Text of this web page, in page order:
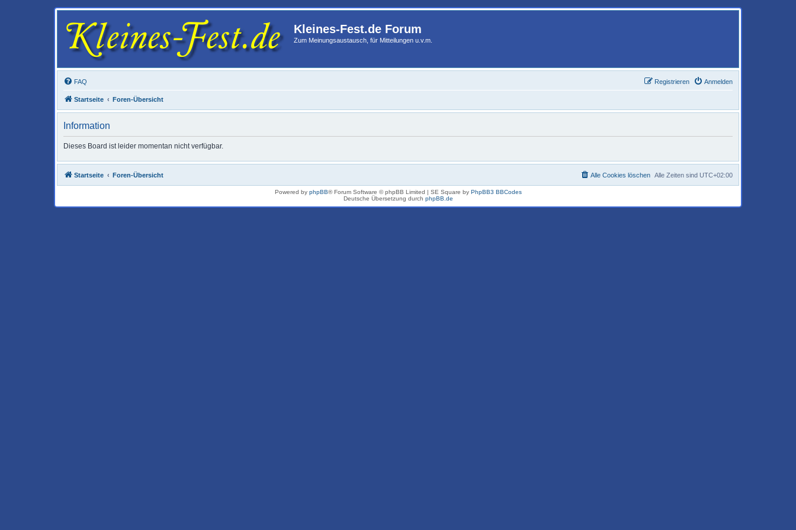
Kleines-Fest.de Forum
Zum Meinungsaustausch, für Mitteilungen u.v.m.
FAQ Anmelden
Registrieren
Startseite Foren-Übersicht
Information
Dieses Board ist leider momentan nicht verfügbar.
Startseite Foren-Übersicht Alle Zeiten sind UTC+02:00
Alle Cookies löschen
Powered by phpBB® Forum Software © phpBB Limited | SE Square by PhpBB3 BBCodes
Deutsche Übersetzung durch phpBB.de